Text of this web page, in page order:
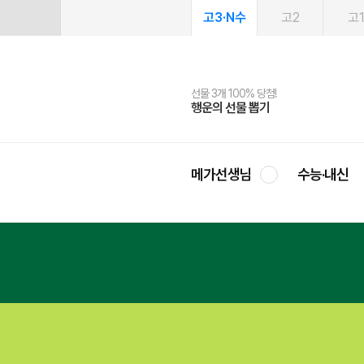
고3·N수 고2 고1
선물 3개 100% 당첨!
행운의 선물 뽑기
선물 100% 증정!
메가스터디 X 올리브
여름방학 스터디 캐시백
메가런 썸머스쿨
2027 러셀 단과
강사 공개선발
스마트러닝앱
설문 EVENT
메가패스
3일 무료 체험권
메가패스 수강생 무료혜택!
메가클럽 멤버십
사회공헌 캠페인
희망이룸 메가나눔
메가선생님 수능·내신